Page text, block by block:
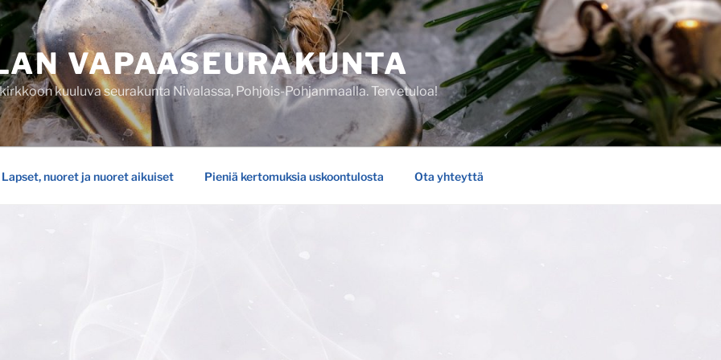
VAPAASEURAKUNTA
kuuluva seurakunta Nivalassa, Pohjois-Pohjanmaalla. Tervetuloa!
Lapset, nuoret ja nuoret aikuiset Pieniä kertomuksia uskoontulosta Ota yhteyttä